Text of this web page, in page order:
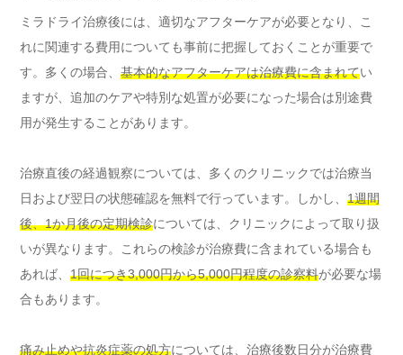
ミラドライ治療後には、適切なアフターケアが必要となり、こ
れに関連する費用についても事前に把握しておくことが重要で
す。多くの場合、 基本的なアフターケアは治療費に含まれてい
ますが、追加のケアや特別な処置が必要になった場合は別途費
用が発生することがあります。
治療直後の経過観察については、多くのクリニックでは治療当
日および翌日の状態確認を無料で行っています。しかし、 1週間
後、1か月後の定期検診については、クリニックによって取り扱
いが異なります。これらの検診が治療費に含まれている場合も
あれば、 1回につき3,000円から5,000円程度の診察料が必要な場
合もあります。
痛み止めや抗炎症薬の処方については、治療後数日分が治療費